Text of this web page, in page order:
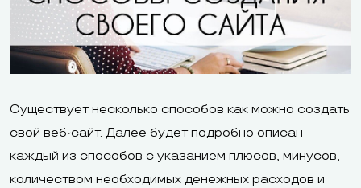
Существует несколько способов как можно создать
свой веб-сайт. Далее будет подробно описан
каждый из способов с указанием плюсов, минусов,
количеством необходимых денежных расходов и